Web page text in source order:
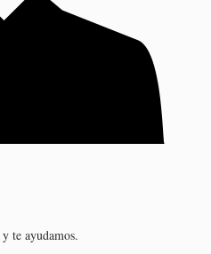
y te ayudamos.